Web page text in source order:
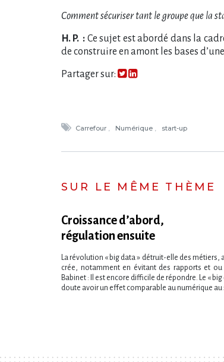
Comment sécuriser tant le groupe que la
H. P. : Ce sujet est abordé dans la
de construire en amont les bases
Partager sur:
Carrefour Numérique start-up
SUR LE MÊME THÈME
Croissance d’abord,
régulation ensuite
La révolution « big data » détruit-elle des métiers,
crée, notamment en évitant des rapports et ou
Babinet : Il est encore difficile de répondre. Le «
doute avoir un effet comparable au numérique au